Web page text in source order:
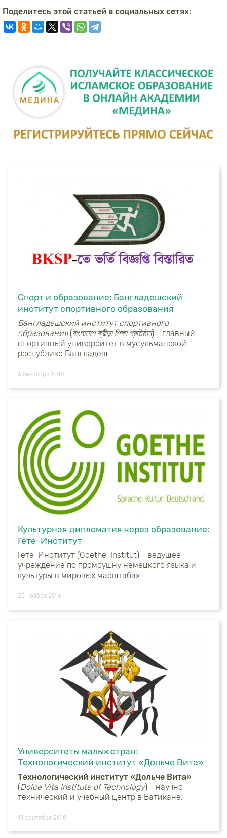
Поделитесь этой статьей в социальных сетях:
Спорт и образование: Бангладешский
институт спортивного образования
Бангладешский институт спортивного
образования(বাংলাদেশ ক্রীড়া শিক্ষা প্রতিষ্ঠান) - главный
спортивный университет в мусульманской
республике Бангладеш.
6 сентября 2018
Культурная дипломатия через образование:
Гёте-Институт
Гёте-Институт (Goethe-Institut) - ведущее
учреждение по промоушну немецкого языка и
культуры в мировых масштабах.
25 ноября 2016
Университеты малых стран:
Технологический институт «Дольче Вита»
Технологический институт «Дольче Вита»
(Dolce Vita Institute of Technology) - научно-
технический и учебный центр в Ватикане.
13 сентября 2018